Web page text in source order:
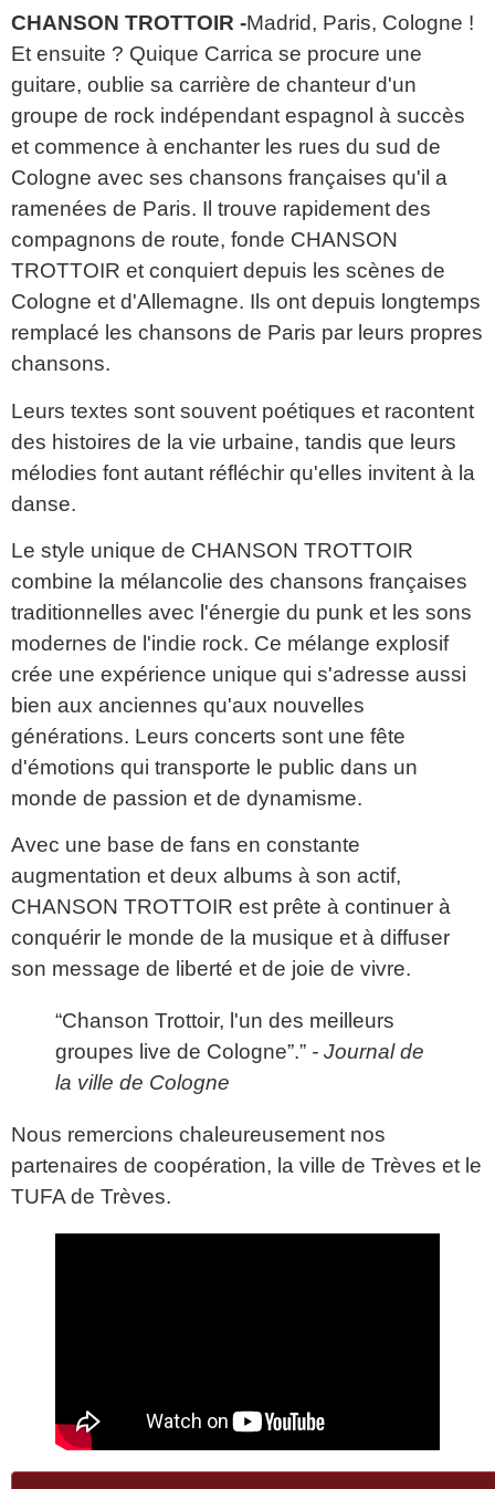
CHANSON TROTTOIR -Madrid, Paris, Cologne !
Et ensuite ? Quique Carrica se procure une
guitare, oublie sa carrière de chanteur d'un
groupe de rock indépendant espagnol à succès
et commence à enchanter les rues du sud de
Cologne avec ses chansons françaises qu'il a
ramenées de Paris. Il trouve rapidement des
compagnons de route, fonde CHANSON
TROTTOIR et conquiert depuis les scènes de
Cologne et d'Allemagne. Ils ont depuis longtemps
remplacé les chansons de Paris par leurs propres
chansons.
Leurs textes sont souvent poétiques et racontent
des histoires de la vie urbaine, tandis que leurs
mélodies font autant réfléchir qu'elles invitent à la
danse.
Le style unique de CHANSON TROTTOIR
combine la mélancolie des chansons françaises
traditionnelles avec l'énergie du punk et les sons
modernes de l'indie rock. Ce mélange explosif
crée une expérience unique qui s'adresse aussi
bien aux anciennes qu'aux nouvelles
générations. Leurs concerts sont une fête
d'émotions qui transporte le public dans un
monde de passion et de dynamisme.
Avec une base de fans en constante
augmentation et deux albums à son actif,
CHANSON TROTTOIR est prête à continuer à
conquérir le monde de la musique et à diffuser
son message de liberté et de joie de vivre.
“Chanson Trottoir, l'un des meilleurs
groupes live de Cologne”.” - Journal de
la ville de Cologne
Nous remercions chaleureusement nos
partenaires de coopération, la ville de Trèves et le
TUFA de Trèves.